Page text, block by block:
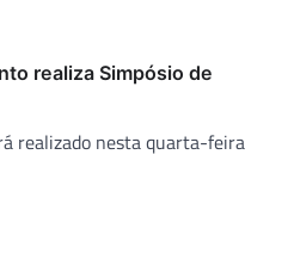
realiza Simpósio de
realizado nesta quarta-feira